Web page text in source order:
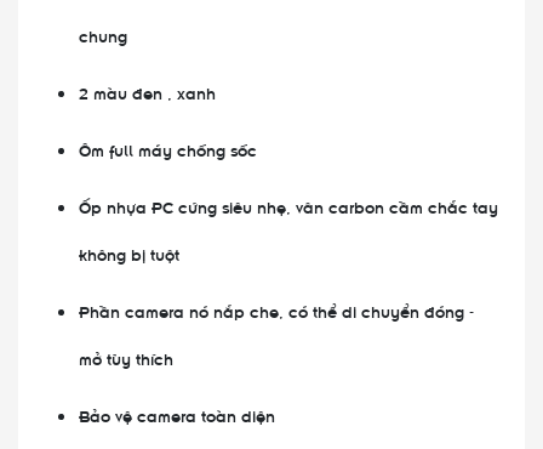
chung
2 màu đen , xanh
Ôm full máy chống sốc
Ốp nhựa PC cứng siêu nhẹ, vân carbon cầm chắc tay
không bị tuột
Phần camera nó nắp che, có thể di chuyển đóng -
mở tùy thích
Bảo vệ camera toàn diện